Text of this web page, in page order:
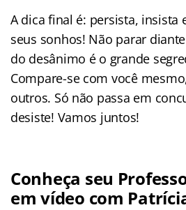
A dica final é: persista, insista
seus sonhos! Não parar
do desânimo é o grande
Compare-se com você
outros. Só não passa em
desiste! Vamos juntos!
Conheça seu
em vídeo com